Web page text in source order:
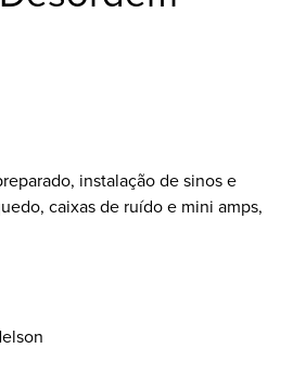
instalação de sinos e
caixas de ruído e mini amps,